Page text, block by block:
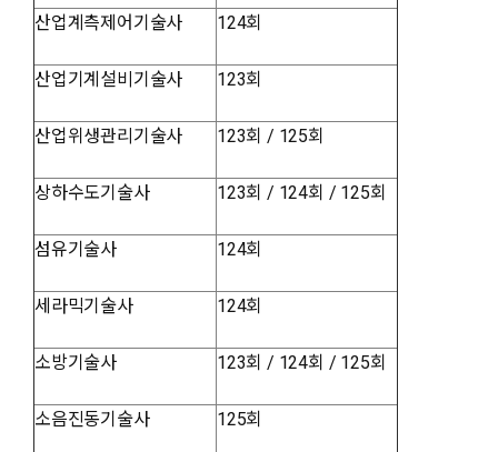
산업계측제어기술사 124회
산업기계설비기술사 123회
산업위생관리기술사 123회 / 125회
상하수도기술사 123회 / 124회 / 125회
섬유기술사 124회
세라믹기술사 124회
소방기술사 123회 / 124회 / 125회
소음진동기술사 125회